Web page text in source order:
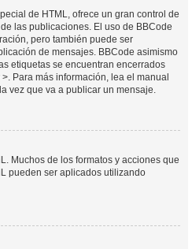
de HTML, ofrece un gran control de
las publicaciones. El uso de BBCode
pero también puede ser
de mensajes. BBCode asimismo
etiquetas se encuentran encerrados
Para más información, lea el manual
vez que va a publicar un mensaje.
Muchos de los formatos y acciones que
pueden ser aplicados utilizando